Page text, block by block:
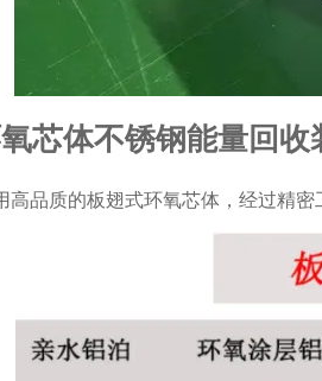
芯体不锈钢能量回收
高品质的板翅式环氧芯体，经过精